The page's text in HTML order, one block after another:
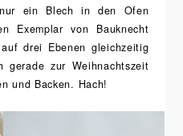
ein Blech in den Ofen
Exemplar von Bauknecht
drei Ebenen gleichzeitig
gerade zur Weihnachtszeit
und Backen. Hach!